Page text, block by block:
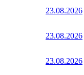
23.08.2026
23.08.2026
23.08.2026